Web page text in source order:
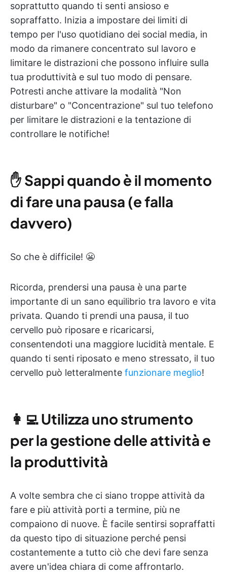
soprattutto quando ti senti ansioso e
sopraffatto. Inizia a impostare dei limiti di
tempo per l'uso quotidiano dei social media, in
modo da rimanere concentrato sul lavoro e
limitare le distrazioni che possono influire sulla
tua produttività e sul tuo modo di pensare.
Potresti anche attivare la modalità "Non
disturbare" o "Concentrazione" sul tuo telefono
per limitare le distrazioni e la tentazione di
controllare le notifiche!
✋ Sappi quando è il momento
di fare una pausa (e falla
davvero)
So che è difficile! 😬
Ricorda, prendersi una pausa è una parte
importante di un sano equilibrio tra lavoro e vita
privata. Quando ti prendi una pausa, il tuo
cervello può riposare e ricaricarsi,
consentendoti una maggiore lucidità mentale. E
quando ti senti riposato e meno stressato, il tuo
cervello può letteralmente funzionare meglio!
👩‍💻Utilizza uno strumento
per la gestione delle attività e
la produttività
A volte sembra che ci siano troppe attività da
fare e più attività porti a termine, più ne
compaiono di nuove. È facile sentirsi sopraffatti
da questo tipo di situazione perché pensi
costantemente a tutto ciò che devi fare senza
avere un'idea chiara di come affrontarlo.